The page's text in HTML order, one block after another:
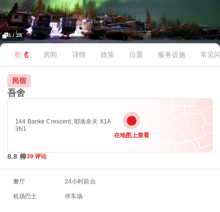
1 / 28
概览 房间 详情 政策 位置 服务设施 常见
民宿
吾舍
144 Banke Crescent, 耶洛奈夫 X1A
3N1
在地图上查看
8.8 棒39 评论
餐厅 24小时前台
机场巴士 停车场